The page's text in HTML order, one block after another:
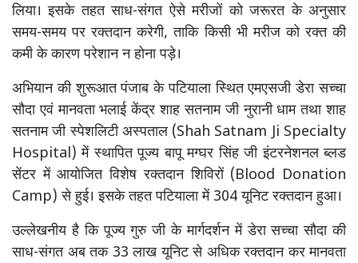
लिया। इसके तहत साध-संगत ऐसे मरीजों को जरूरत के अनुसार
समय-समय पर रक्तदान करेगी, ताकि किसी भी मरीज को रक्त की
कमी के कारण परेशान न होना पड़े।
अभियान की शुरूआत पंजाब के पटियाला स्थित एमएसजी डेरा सच्चा
सौदा एवं मानवता भलाई केंद्र शाह सतनाम जी नुरानी धाम तथा शाह
सतनाम जी स्पेशलिटी अस्पताल (Shah Satnam Ji Specialty
Hospital) में स्थापित पूज्य बापू मग्घर सिंह जी इंटरनेशनल ब्लड
सेंटर में आयोजित विशेष रक्तदान शिविरों (Blood Donation
Camp) से हुई। इसके तहत पटियाला में 304 यूनिट रक्तदान हुआ।
उल्लेखनीय है कि पूज्य गुरु जी के मार्गदर्शन में डेरा सच्चा सौदा की
साध-संगत अब तक 33 लाख यूनिट से अधिक रक्तदान कर मानवता